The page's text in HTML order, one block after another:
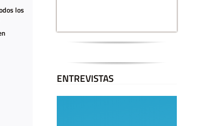
los
ENTREVISTAS